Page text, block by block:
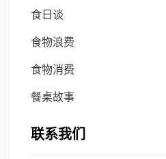
食日谈
食物浪费
食物消费
餐桌故事
联系我们